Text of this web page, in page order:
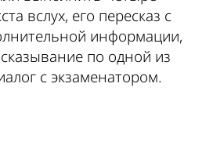
вслух, его пересказ с
информации,
по одной из
с экзаменатором.